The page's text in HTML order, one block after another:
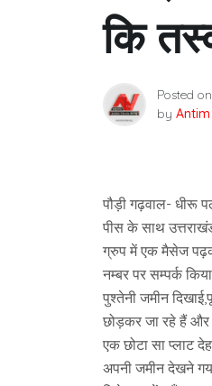
कि
Posted on
by
पौड़ी गढ़वाल- धीरू
पीस के साथ
ग्रुप में एक मैसेज
नम्बर पर सम्पर्क
पुश्तेनी जमीन
छोड़कर जा रहे हैं और
एक छोटा सा प्लाट
अपनी जमीन देखने